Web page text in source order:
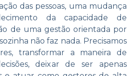
das pessoas, uma mudança
da capacidade de
de uma gestão orientada por
não faz nada. Precisamos
transformar a maneira de
deixar de ser apenas